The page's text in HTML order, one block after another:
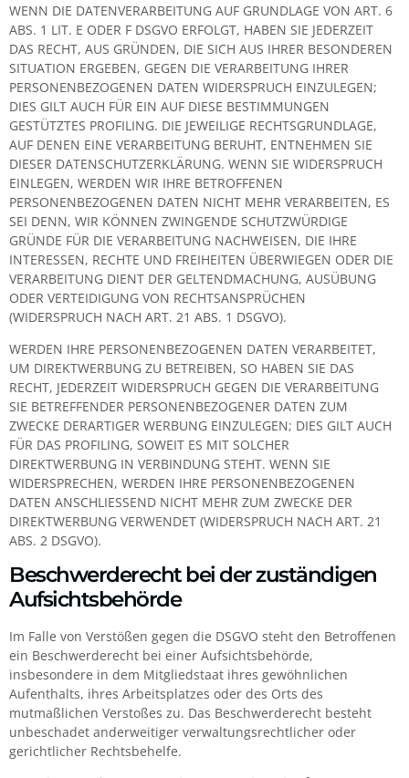
WENN DIE DATENVERARBEITUNG AUF GRUNDLAGE VON ART. 6
ABS. 1 LIT. E ODER F DSGVO ERFOLGT, HABEN SIE JEDERZEIT
DAS RECHT, AUS GRÜNDEN, DIE SICH AUS IHRER BESONDEREN
SITUATION ERGEBEN, GEGEN DIE VERARBEITUNG IHRER
PERSONENBEZOGENEN DATEN WIDERSPRUCH EINZULEGEN;
DIES GILT AUCH FÜR EIN AUF DIESE BESTIMMUNGEN
GESTÜTZTES PROFILING. DIE JEWEILIGE RECHTSGRUNDLAGE,
AUF DENEN EINE VERARBEITUNG BERUHT, ENTNEHMEN SIE
DIESER DATENSCHUTZERKLÄRUNG. WENN SIE WIDERSPRUCH
EINLEGEN, WERDEN WIR IHRE BETROFFENEN
PERSONENBEZOGENEN DATEN NICHT MEHR VERARBEITEN, ES
SEI DENN, WIR KÖNNEN ZWINGENDE SCHUTZWÜRDIGE
GRÜNDE FÜR DIE VERARBEITUNG NACHWEISEN, DIE IHRE
INTERESSEN, RECHTE UND FREIHEITEN ÜBERWIEGEN ODER DIE
VERARBEITUNG DIENT DER GELTENDMACHUNG, AUSÜBUNG
ODER VERTEIDIGUNG VON RECHTSANSPRÜCHEN
(WIDERSPRUCH NACH ART. 21 ABS. 1 DSGVO).
WERDEN IHRE PERSONENBEZOGENEN DATEN VERARBEITET,
UM DIREKTWERBUNG ZU BETREIBEN, SO HABEN SIE DAS
RECHT, JEDERZEIT WIDERSPRUCH GEGEN DIE VERARBEITUNG
SIE BETREFFENDER PERSONENBEZOGENER DATEN ZUM
ZWECKE DERARTIGER WERBUNG EINZULEGEN; DIES GILT AUCH
FÜR DAS PROFILING, SOWEIT ES MIT SOLCHER
DIREKTWERBUNG IN VERBINDUNG STEHT. WENN SIE
WIDERSPRECHEN, WERDEN IHRE PERSONENBEZOGENEN
DATEN ANSCHLIESSEND NICHT MEHR ZUM ZWECKE DER
DIREKTWERBUNG VERWENDET (WIDERSPRUCH NACH ART. 21
ABS. 2 DSGVO).
Beschwerde­recht bei der zuständigen
Aufsichts­behörde
Im Falle von Verstößen gegen die DSGVO steht den Betroffenen
ein Beschwerderecht bei einer Aufsichtsbehörde,
insbesondere in dem Mitgliedstaat ihres gewöhnlichen
Aufenthalts, ihres Arbeitsplatzes oder des Orts des
mutmaßlichen Verstoßes zu. Das Beschwerderecht besteht
unbeschadet anderweitiger verwaltungsrechtlicher oder
gerichtlicher Rechtsbehelfe.